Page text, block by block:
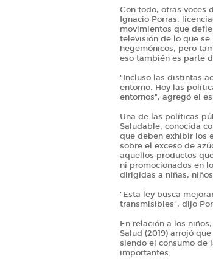
Con todo, otras voces
Ignacio Porras,
movimientos que
televisión de lo que se
hegemónicos, pero
eso también es parte
"Incluso las distintas
entorno. Hoy las
entornos", agregó el
Una de las políticas
Saludable, conocida
que deben exhibir los
sobre el exceso de
aquellos productos
ni promocionados en
dirigidas a niñas,
"Esta ley busca
transmisibles", dijo
En relación a los
Salud (2019) arrojó
siendo el consumo de
importantes.